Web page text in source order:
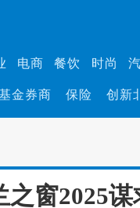
电商 餐饮 时尚
金券商 保险 创新
之窗2025